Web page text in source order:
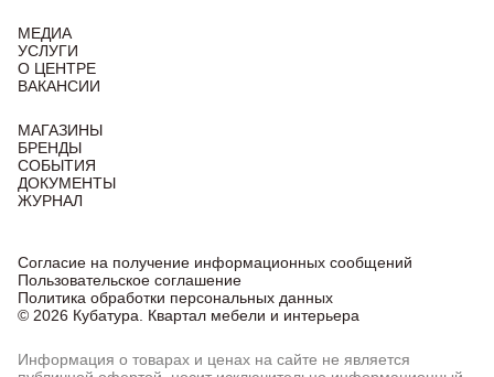
МЕДИА
УСЛУГИ
О ЦЕНТРЕ
ВАКАНСИИ
МАГАЗИНЫ
БРЕНДЫ
СОБЫТИЯ
ДОКУМЕНТЫ
ЖУРНАЛ
© 2026 Кубатура. Квартал мебели и интерьера
Согласие на получение информационных сообщений
Пользовательское соглашение
Политика обработки персональных данных
Информация о товарах и ценах на сайте не является